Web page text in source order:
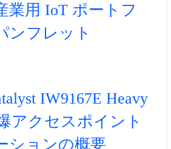
業用 IoT ポートフ
ンフレット
IW9167E Heavy
アクセスポイント
ションの概要